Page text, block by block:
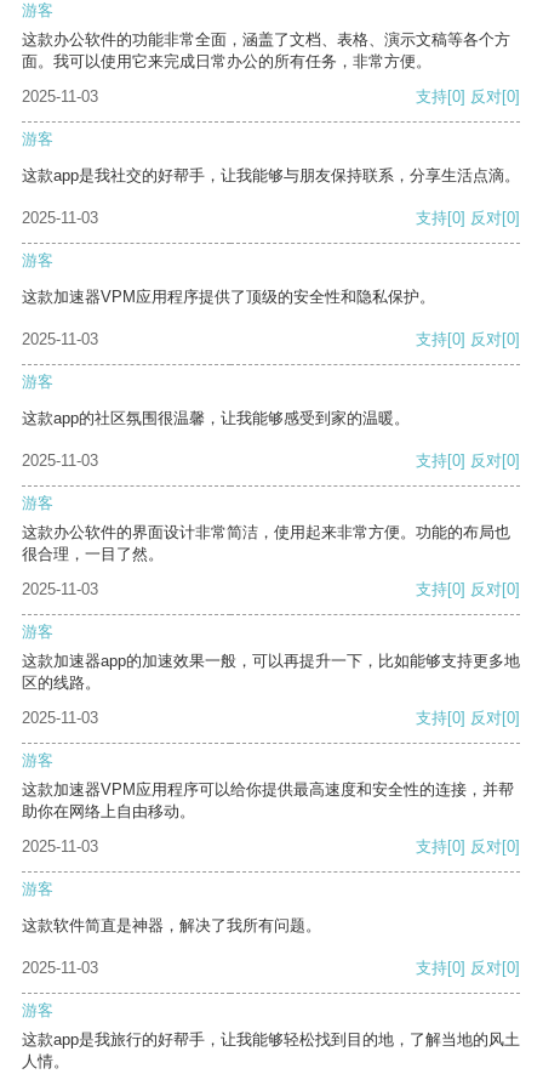
游客
这款办公软件的功能非常全面，涵盖了文档、表格、演示文稿等各个方
面。我可以使用它来完成日常办公的所有任务，非常方便。
2025-11-03
支持[0] 反对[0]
游客
这款app是我社交的好帮手，让我能够与朋友保持联系，分享生活点滴。
2025-11-03 支持[0] 反对[0]
游客
这款加速器VPM应用程序提供了顶级的安全性和隐私保护。
2025-11-03 支持[0] 反对[0]
游客
这款app的社区氛围很温馨，让我能够感受到家的温暖。
2025-11-03 支持[0] 反对[0]
游客
这款办公软件的界面设计非常简洁，使用起来非常方便。功能的布局也
很合理，一目了然。
2025-11-03
支持[0] 反对[0]
游客
这款加速器app的加速效果一般，可以再提升一下，比如能够支持更多地
区的线路。
2025-11-03
支持[0] 反对[0]
游客
这款加速器VPM应用程序可以给你提供最高速度和安全性的连接，并帮
助你在网络上自由移动。
2025-11-03
支持[0] 反对[0]
游客
这款软件简直是神器，解决了我所有问题。
2025-11-03 支持[0] 反对[0]
游客
这款app是我旅行的好帮手，让我能够轻松找到目的地，了解当地的风土
人情。